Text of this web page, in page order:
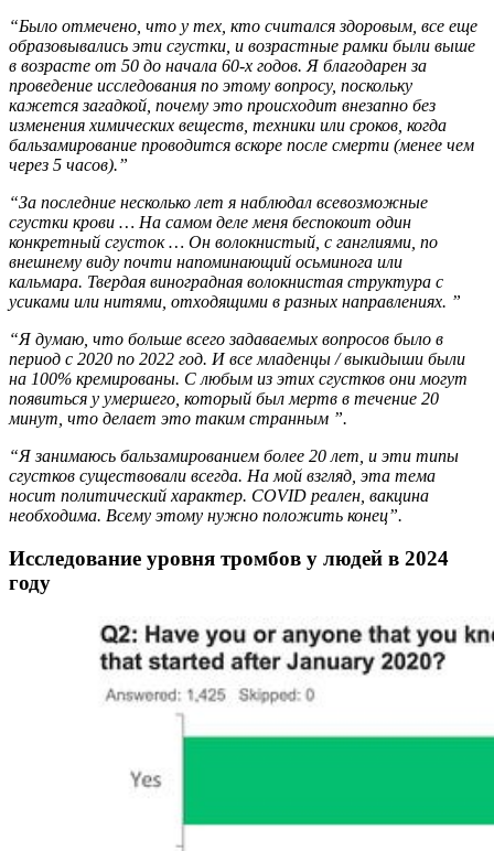
“Было отмечено, что у тех, кто считался здоровым, все еще
образовывались эти сгустки, и возрастные рамки были выше
в возрасте от 50 до начала 60-х годов. Я благодарен за
проведение исследования по этому вопросу, поскольку
кажется загадкой, почему это происходит внезапно без
изменения химических веществ, техники или сроков, когда
бальзамирование проводится вскоре после смерти (менее чем
через 5 часов).”
“За последние несколько лет я наблюдал всевозможные
сгустки крови … На самом деле меня беспокоит один
конкретный сгусток … Он волокнистый, с ганглиями, по
внешнему виду почти напоминающий осьминога или
кальмара. Твердая виноградная волокнистая структура с
усиками или нитями, отходящими в разных направлениях. ”
“Я думаю, что больше всего задаваемых вопросов было в
период с 2020 по 2022 год. И все младенцы / выкидыши были
на 100% кремированы. С любым из этих сгустков они могут
появиться у умершего, который был мертв в течение 20
минут, что делает это таким странным ”.
“Я занимаюсь бальзамированием более 20 лет, и эти типы
сгустков существовали всегда. На мой взгляд, эта тема
носит политический характер. COVID реален, вакцина
необходима. Всему этому нужно положить конец”.
Исследование уровня тромбов у людей в 2024
году